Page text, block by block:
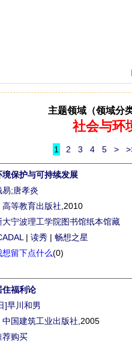
主题领域（领域分
社会与环
1 2 3 4 5 >
境保护与可持续发展
易;唐孝炎
高等教育出版社 ,2010
大宁波理工学院图书馆纸本馆藏
| 读秀 | 畅想之星
想留下点什么(0)
住福利论
]早川和男
中国建筑工业出版社 ,2005
荐购买